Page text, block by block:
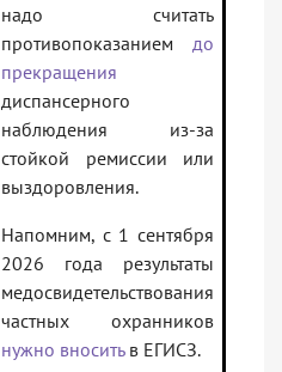
надо считать
противопоказанием до
прекращения
диспансерного
наблюдения из-за
стойкой ремиссии или
выздоровления.
Напомним, с 1 сентября
2026 года результаты
медосвидетельствования
частных охранников
нужно вноситьв ЕГИСЗ.